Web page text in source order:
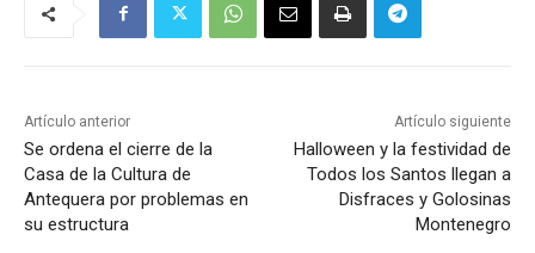
Artículo anterior
Se ordena el cierre de la
Casa de la Cultura de
Antequera por problemas en
su estructura
Artículo siguiente
Halloween y la festividad de
Todos los Santos llegan a
Disfraces y Golosinas
Montenegro